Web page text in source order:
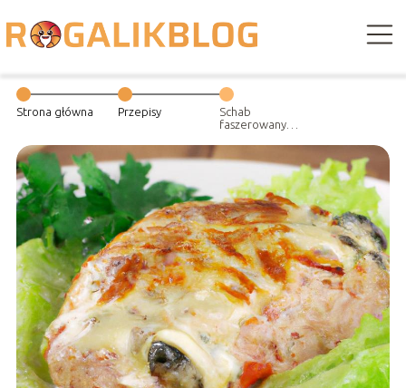
Strona główna Przepisy
Schab
faszerowany
danie na obiad